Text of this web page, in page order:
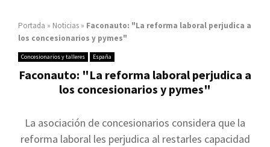
Portada » Noticias » Faconauto: "La reforma laboral perjudica a
los concesionarios y pymes"
Concesionarios y talleres España
Faconauto: "La reforma laboral perjudica a
los concesionarios y pymes"
La asociación de concesionarios considera que la
reforma laboral les perjudica al restarles capacidad